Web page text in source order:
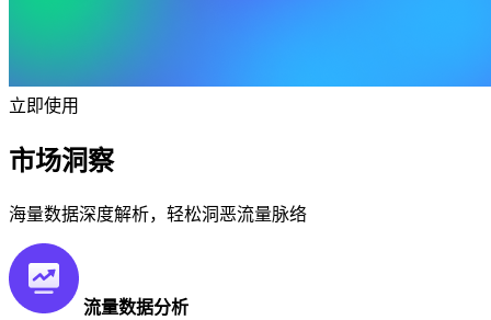
立即使用
市场洞察
海量数据深度解析，轻松洞恶流量脉络
流量数据分析